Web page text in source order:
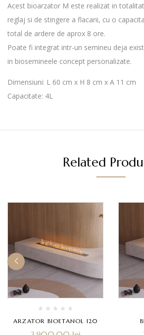
Acest bioarzator M este realizat in
reglaj si de stingere a flacarii, cu o
total de ardere de aprox 8 ore.
Poate fi integrat intr-un semineu deja
in biosemineele concept personalizate.
Dimensiuni: L 60 cm x H 8 cm x A 11 cm
Capacitate: 4L
Related
ARZATOR BIOETANOL 120